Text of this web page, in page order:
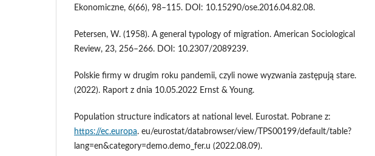
Ekonomiczne, 6(66), 98–115. DOI: 10.15290/ose.2016.04.82.08.
Petersen, W. (1958). A general typology of migration. American Sociological
Review, 23, 256–266. DOI: 10.2307/2089239.
Polskie firmy w drugim roku pandemii, czyli nowe wyzwania zastępują stare.
(2022). Raport z dnia 10.05.2022 Ernst & Young.
Population structure indicators at national level. Eurostat. Pobrane z:
https://ec.europa. eu/eurostat/databrowser/view/TPS00199/default/table?
lang=en&category=demo.demo_fer.u (2022.08.09).